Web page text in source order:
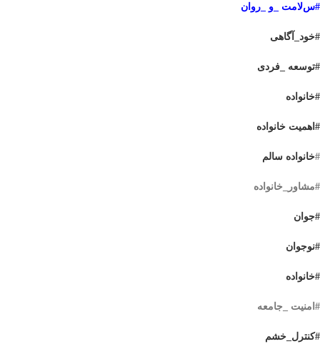
#سلامت _و _روان
#خود_آگاهی
#توسعه _فردی
#خانواده
#اهمیت خانواده
#خانواده سالم
#مشاور_خانواده
#جوان
#نوجوان
#خانواده
#امنیت _جامعه
#کنترل_خشم